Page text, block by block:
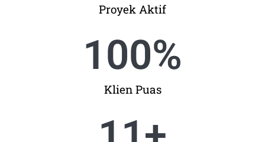
Proyek Aktif
Klien Puas
100%